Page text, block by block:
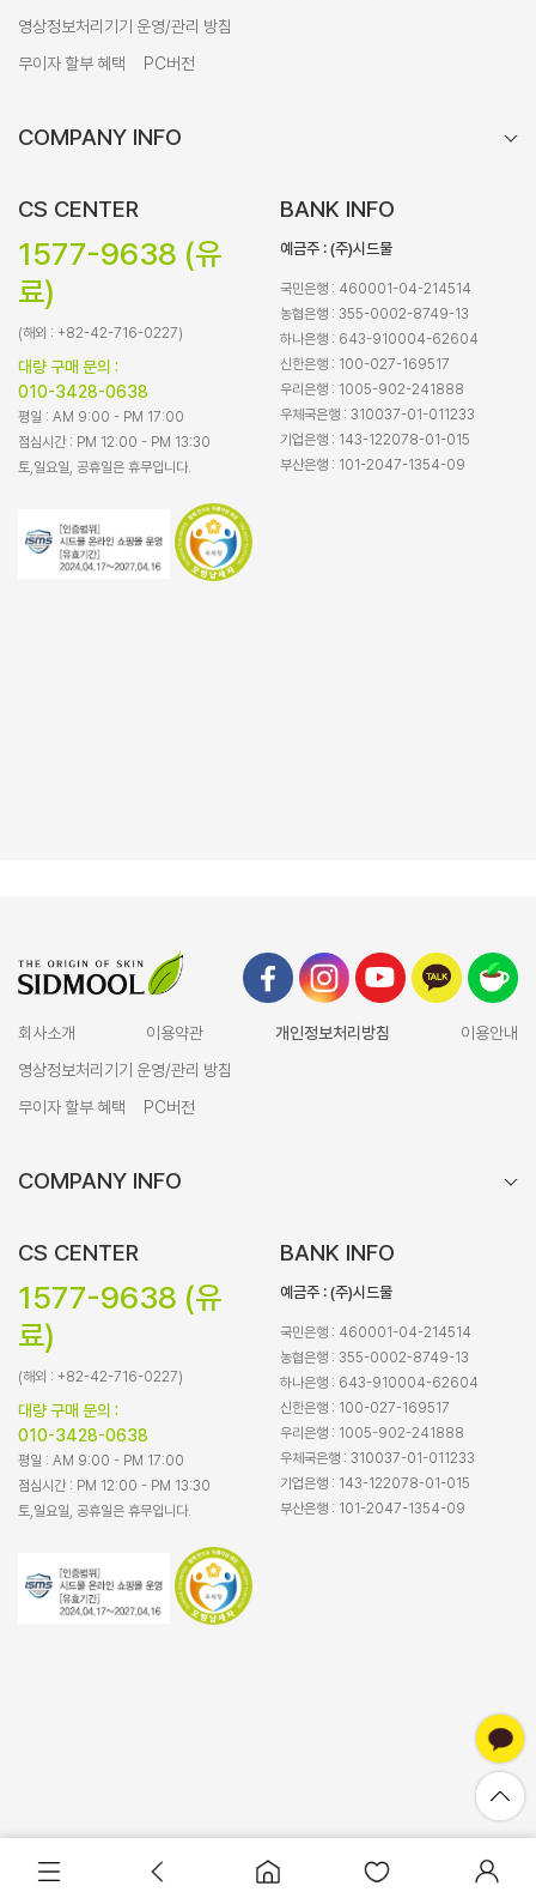
바로구매 장바구니담기
영상정보처리기기 운영/관리 방침
무이자 할부 혜택
PC버전
COMPANY INFO
CS CENTER
1577-9638 (유
료)
(해외 : +82-42-716-0227)
대량 구매 문의 :
010-3428-0638
평일 : AM 9:00 - PM 17:00
점심시간 : PM 12:00 - PM 13:30
토,일요일, 공휴일은 휴무입니다.
BANK INFO
예금주 : (주)시드물
국민은행 : 460001-04-214514
농협은행 : 355-0002-8749-13
하나은행 : 643-910004-62604
신한은행 : 100-027-169517
우리은행 : 1005-902-241888
우체국은행 : 310037-01-011233
기업은행 : 143-122078-01-015
부산은행 : 101-2047-1354-09
회사소개 이용약관 개인정보처리방침
이용안내
영상정보처리기기 운영/관리 방침
무이자 할부 혜택
PC버전
COMPANY INFO
CS CENTER
1577-9638 (유
료)
(해외 : +82-42-716-0227)
대량 구매 문의 :
010-3428-0638
평일 : AM 9:00 - PM 17:00
점심시간 : PM 12:00 - PM 13:30
토,일요일, 공휴일은 휴무입니다.
BANK INFO
예금주 : (주)시드물
국민은행 : 460001-04-214514
농협은행 : 355-0002-8749-13
하나은행 : 643-910004-62604
신한은행 : 100-027-169517
우리은행 : 1005-902-241888
우체국은행 : 310037-01-011233
기업은행 : 143-122078-01-015
부산은행 : 101-2047-1354-09